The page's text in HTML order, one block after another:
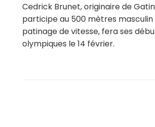
Cedrick Brunet, originaire de
participe au 500 mètres masculin
patinage de vitesse, fera ses
olympiques le 14 février.